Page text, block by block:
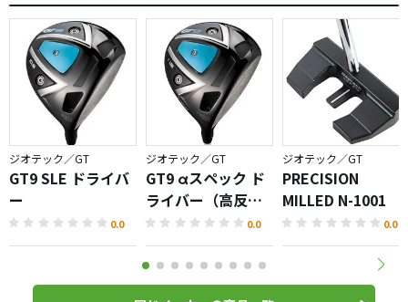
ジオテック／GT
GT9 SLE ドライバ
ー
0.0
ジオテック／GT
GT9 αスペック ド
ライバー（高反
発）
0.0
ジオテック／GT
PRECISION
MILLED N-1001
0.0